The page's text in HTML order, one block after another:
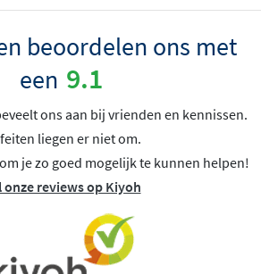
beoordelen ons met
een 9.1
ons aan bij vrienden en kennissen.
liegen er niet om.
je zo goed mogelijk te kunnen helpen!
onze reviews op Kiyoh